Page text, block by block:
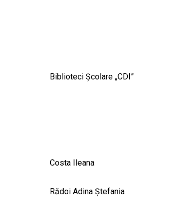
Biblioteci Școlare „CDI”
Costa Ileana
Rădoi Adina Ștefania